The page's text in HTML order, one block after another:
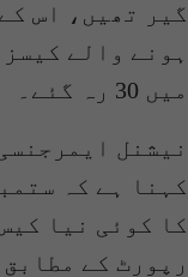
تھیں، اس
30 رہ گئے۔
ہے کہ
کوئی نیا
کے